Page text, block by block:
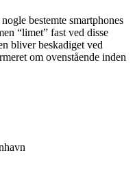
bestemte smartphones
“limet” fast ved disse
bliver beskadiget ved
om ovenstående inden